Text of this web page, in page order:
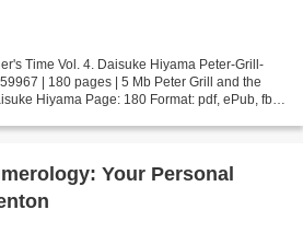
Time Vol. 4. Daisuke Hiyama Peter-Grill-
| 180 pages | 5 Mb Peter Grill and the
Hiyama Page: 180 Format: pdf, ePub, fb2,
Your Personal